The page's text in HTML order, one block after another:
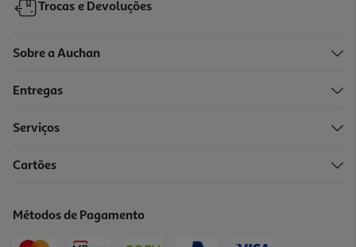
Trocas e Devoluções
Sobre a Auchan
Entregas
Serviços
Cartões
Métodos de Pagamento